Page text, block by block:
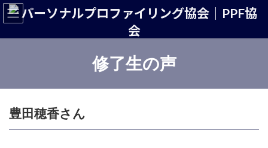
コ
ン
ン
キ
ナ
ビ
ー
に
修了生の声
豊田穂香さん